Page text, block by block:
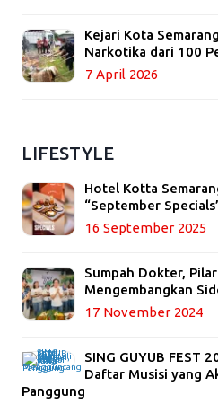
Kejari Kota
Narkotika dari 100
7 April 2026
LIFESTYLE
Hotel Kotta
“September
16 September 2025
Sumpah Dokter,
Mengembangkan
17 November 2024
SING GUYUB FEST
Daftar Musisi yang
Panggung